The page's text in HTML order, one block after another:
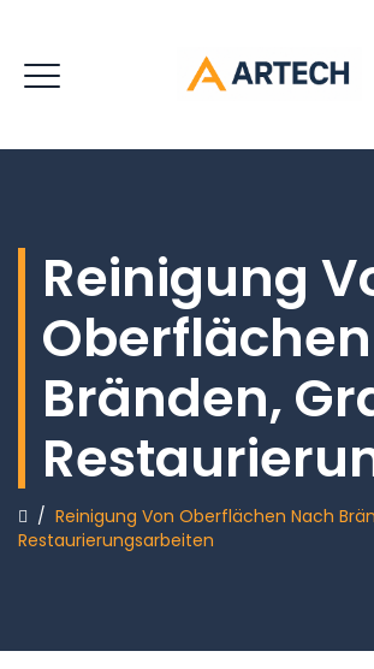
Reinigung
Bränden,
/ Reinigung Von Oberflächen Nach
Restaurierungsarbeiten